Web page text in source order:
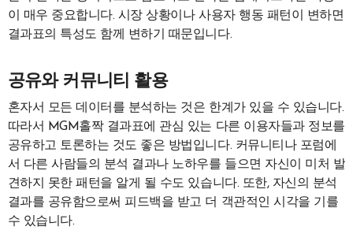
이 매우 중요합니다. 시장 상황이나 사용자 행동 패턴이 변하면
결과표의 특성도 함께 변하기 때문입니다.
공유와 커뮤니티 활용
혼자서 모든 데이터를 분석하는 것은 한계가 있을 수 있습니다.
따라서 MGM홀짝 결과표에 관심 있는 다른 이용자들과 정보를
공유하고 토론하는 것도 좋은 방법입니다. 커뮤니티나 포럼에
서 다른 사람들의 분석 결과나 노하우를 들으면 자신이 미처 발
견하지 못한 패턴을 알게 될 수도 있습니다. 또한, 자신의 분석
결과를 공유함으로써 피드백을 받고 더 객관적인 시각을 기를
수 있습니다.